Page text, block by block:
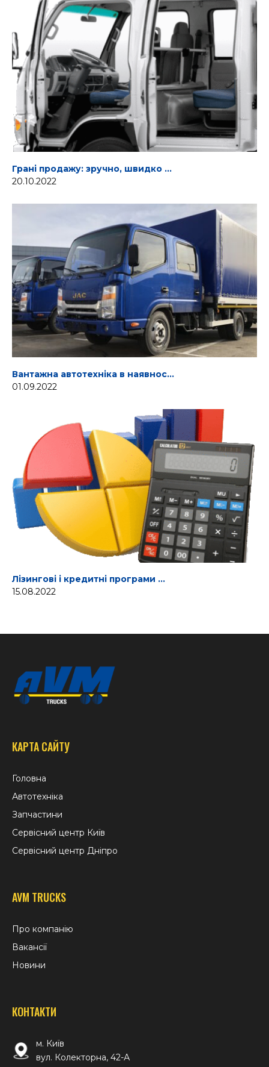
Грані продажу: зручно, швидко …
20.10.2022
Вантажна автотехніка в наявнос…
01.09.2022
Лізингові і кредитні програми …
15.08.2022
КАРТА САЙТУ
Головна
Автотехніка
Запчастини
Сервісний центр Київ
Сервісний центр Дніпро
AVM TRUCKS
Про компанію
Вакансії
Новини
КОНТАКТИ
м. Київ
вул. Колекторна, 42-А